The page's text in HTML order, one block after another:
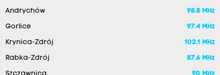
Andrychów 98.8 MHz
Gorlice 97.4 MHz
Krynica-Zdrój 102.1 MHz
Rabka-Zdrój 87.6 MHz